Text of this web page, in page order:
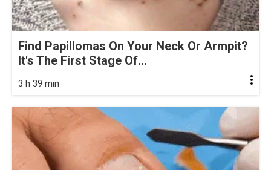
Find Papillomas On Your Neck Or Armpit?
It's The First Stage Of...
3 h 39 min